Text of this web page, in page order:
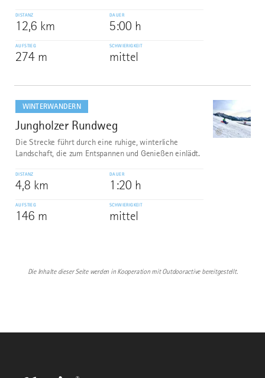
DISTANZ
12,6 km
DAUER
5:00 h
AUFSTIEG
274 m
SCHWIERIGKEIT
mittel
WINTERWANDERN
10
Jungholzer Rundweg
©
Die Strecke führt durch eine ruhige, winterliche
Landschaft, die zum Entspannen und Genießen einlädt.
DISTANZ
4,8 km
DAUER
1:20 h
AUFSTIEG
146 m
SCHWIERIGKEIT
mittel
dazu
Die Inhalte dieser Seite werden in Kooperation mit Outdooractive bereitgestellt.